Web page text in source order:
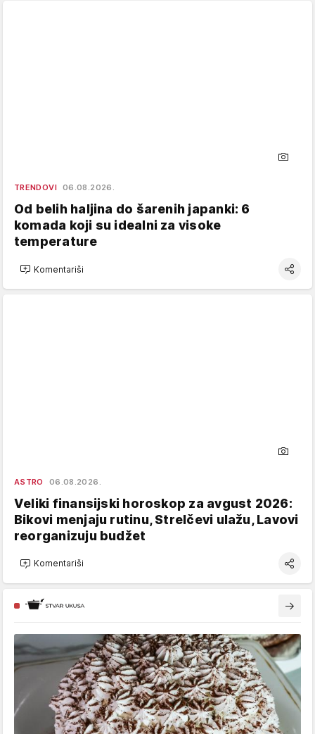
TRENDOVI 06.08.2026.
Od belih haljina do šarenih japanki: 6
komada koji su idealni za visoke
temperature
Komentariši
ASTRO 06.08.2026.
Veliki finansijski horoskop za avgust 2026:
Bikovi menjaju rutinu, Strelčevi ulažu, Lavovi
reorganizuju budžet
Komentariši